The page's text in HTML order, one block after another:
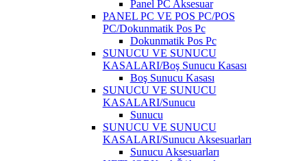
Panel PC Aksesuar
PANEL PC VE POS PC/POS
PC/Dokunmatik Pos Pc
Dokunmatik Pos Pc
SUNUCU VE SUNUCU
KASALARI/Boş Sunucu Kasası
Boş Sunucu Kasası
SUNUCU VE SUNUCU
KASALARI/Sunucu
Sunucu
SUNUCU VE SUNUCU
KASALARI/Sunucu Aksesuarları
Sunucu Aksesuarları